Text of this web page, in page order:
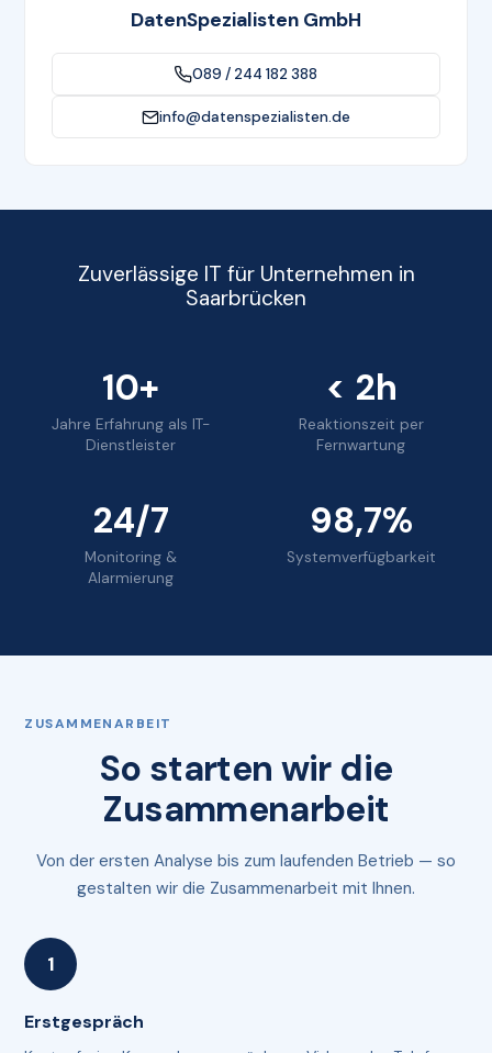
DatenSpezialisten GmbH
089 / 244 182 388
info@datenspezialisten.de
Zuverlässige IT für Unternehmen in
Saarbrücken
10+
Jahre Erfahrung als IT-
Dienstleister
< 2h
Reaktionszeit per
Fernwartung
24/7
Monitoring &
Alarmierung
98,7%
Systemverfügbarkeit
ZUSAMMENARBEIT
So starten wir die
Zusammenarbeit
Von der ersten Analyse bis zum laufenden Betrieb — so
gestalten wir die Zusammenarbeit mit Ihnen.
Erstgespräch